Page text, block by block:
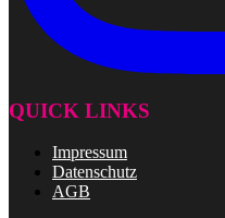
QUICK LINKS
Impressum
Datenschutz
AGB